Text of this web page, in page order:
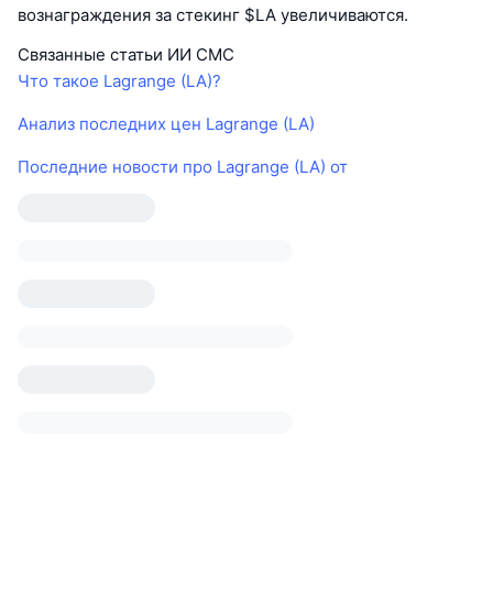
вознаграждения за стекинг $LA увеличиваются.
Связанные статьи ИИ CMC
Что такое Lagrange (LA)?
Анализ последних цен Lagrange (LA)
Последние новости про Lagrange (LA) от